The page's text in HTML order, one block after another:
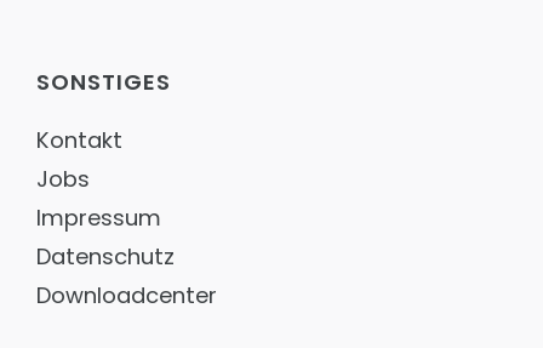
SONSTIGES
Kontakt
Jobs
Impressum
Datenschutz
Downloadcenter